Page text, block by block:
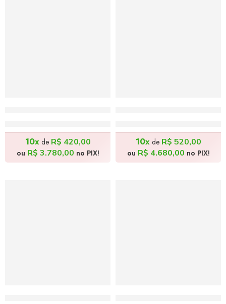
10xde R$ 420,00
ou R$ 3.780,00 no PIX!
10xde R$ 520,00
ou R$ 4.680,00 no PIX!